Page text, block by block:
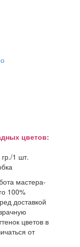
цветов:
1 шт.
мастера-
100%
доставкой
цветов в
от